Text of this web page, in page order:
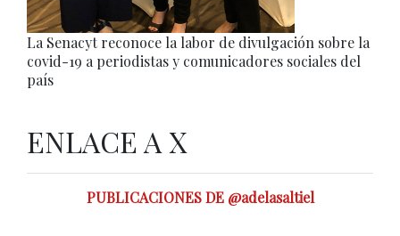
La Senacyt reconoce la labor de divulgación sobre la
covid-19 a periodistas y comunicadores sociales del
país
ENLACE A X
PUBLICACIONES DE @adelasaltiel